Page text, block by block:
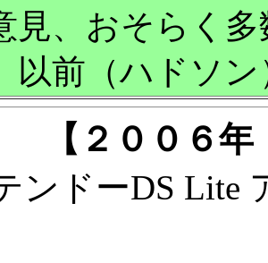
見、おそらく
以前（ハドソ
【２００６
ンドーDS Lite